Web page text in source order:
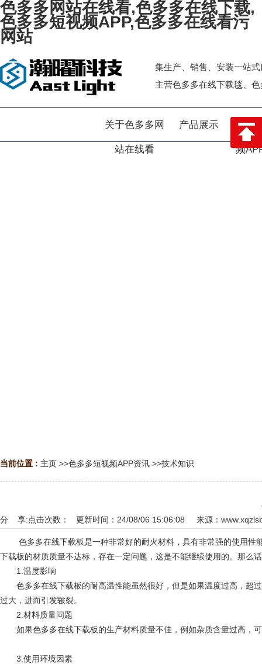
色多多网站在线看,色多多在线下载,
色多多短视频APP,色多多在线看污
网站
集生产、销售、安装一站式服
主营色多多在线下载毯、
关于色多多网
站在线看
产品展示 色多
频
当前位置 : 主页 >>色多多短视频APP资讯 >>技术知识
点击次数： 更新时间：24/08/06 15:06:08 来源：
分 享:
色多多在线下载板是一种非常好的耐火材料，具有非常强的使用性能
下载板的材质质量不达标，存在一定问题，这是不能继续使用的。那
1.温度影响
色多多在线下载板的耐高温性能虽然很好，但是如果温度过高，超过了
过大，进而引发皲裂。
2.材料质量问题
如果色多多在线下载板的生产材料质量不佳，例如杂质含量过高，可
3.使用环境因素